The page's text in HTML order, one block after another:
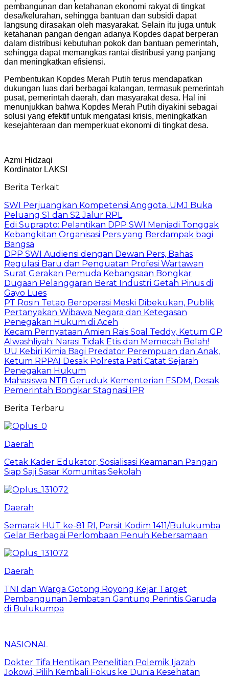
pembangunan dan ketahanan ekonomi rakyat di tingkat
desa/kelurahan, sehingga bantuan dan subsidi dapat
langsung dirasakan oleh masyarakat. Selain itu juga untuk
ketahanan pangan dengan adanya Kopdes dapat berperan
dalam distribusi kebutuhan pokok dan bantuan pemerintah,
sehingga dapat memangkas rantai distribusi yang panjang
dan meningkatkan efisiensi.
Pembentukan Kopdes Merah Putih terus mendapatkan
dukungan luas dari berbagai kalangan, termasuk pemerintah
pusat, pemerintah daerah, dan masyarakat desa. Hal ini
menunjukkan bahwa Kopdes Merah Putih diyakini sebagai
solusi yang efektif untuk mengatasi krisis, meningkatkan
kesejahteraan dan memperkuat ekonomi di tingkat desa.
Azmi Hidzaqi
Kordinator LAKSI
Berita Terkait
SWI Perjuangkan Kompetensi Anggota, UMJ Buka
Peluang S1 dan S2 Jalur RPL
Edi Suprapto: Pelantikan DPP SWI Menjadi Tonggak
Kebangkitan Organisasi Pers yang Berdampak bagi
Bangsa
DPP SWI Audiensi dengan Dewan Pers, Bahas
Regulasi Baru dan Penguatan Profesi Wartawan
Surat Gerakan Pemuda Kebangsaan Bongkar
Dugaan Pelanggaran Berat Industri Getah Pinus di
Gayo Lues
PT Rosin Tetap Beroperasi Meski Dibekukan, Publik
Pertanyakan Wibawa Negara dan Ketegasan
Penegakan Hukum di Aceh
Kecam Pernyataan Amien Rais Soal Teddy, Ketum GP
Alwashliyah: Narasi Tidak Etis dan Memecah Belah!
UU Kebiri Kimia Bagi Predator Perempuan dan Anak,
Ketum RPPAI Desak Polresta Pati Catat Sejarah
Penegakan Hukum
Mahasiswa NTB Geruduk Kementerian ESDM, Desak
Pemerintah Bongkar Stagnasi IPR
Berita Terbaru
Daerah
Cetak Kader Edukator, Sosialisasi Keamanan Pangan
Siap Saji Sasar Komunitas Sekolah
Daerah
Semarak HUT ke-81 RI, Persit Kodim 1411/Bulukumba
Gelar Berbagai Perlombaan Penuh Kebersamaan
Daerah
TNI dan Warga Gotong Royong Kejar Target
Pembangunan Jembatan Gantung Perintis Garuda
di Bulukumpa
NASIONAL
Dokter Tifa Hentikan Penelitian Polemik Ijazah
Jokowi, Pilih Kembali Fokus ke Dunia Kesehatan